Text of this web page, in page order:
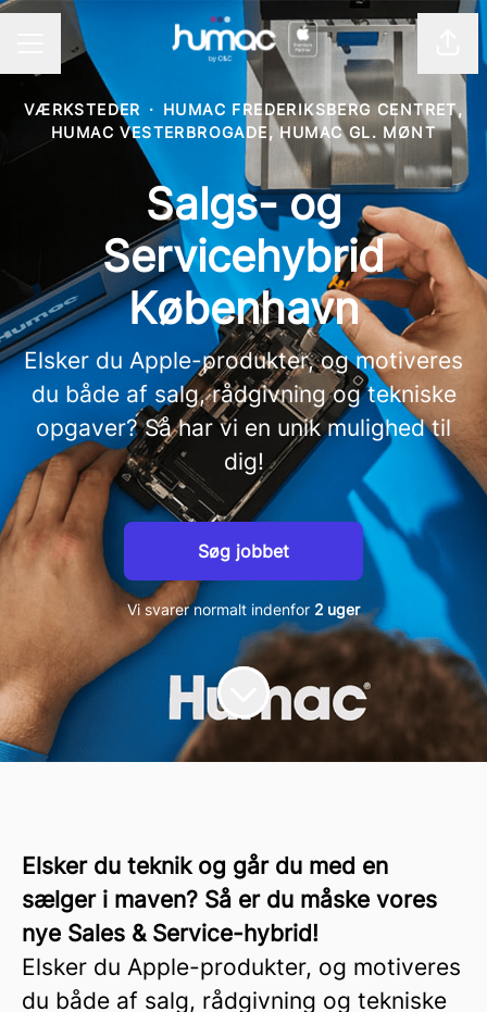
KARRIEREMENU
VÆRKSTEDER · HUMAC FREDERIKSBERG CENTRET,
HUMAC VESTERBROGADE, HUMAC GL. MØNT
Salgs- og
Servicehybrid
København
Elsker du Apple-produkter, og motiveres
du både af salg, rådgivning og tekniske
opgaver? Så har vi en unik mulighed til
dig!
Søg jobbet
Vi svarer normalt indenfor 2 uger
Elsker du teknik og går du med en
sælger i maven? Så er du måske vores
nye Sales & Service-hybrid!
Elsker du Apple-produkter, og motiveres
du både af salg, rådgivning og tekniske